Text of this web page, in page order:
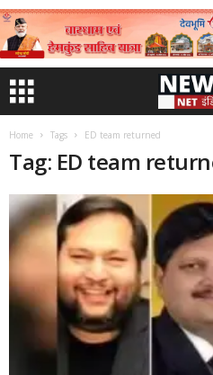
Home Tags ED team returned
Tag: ED team